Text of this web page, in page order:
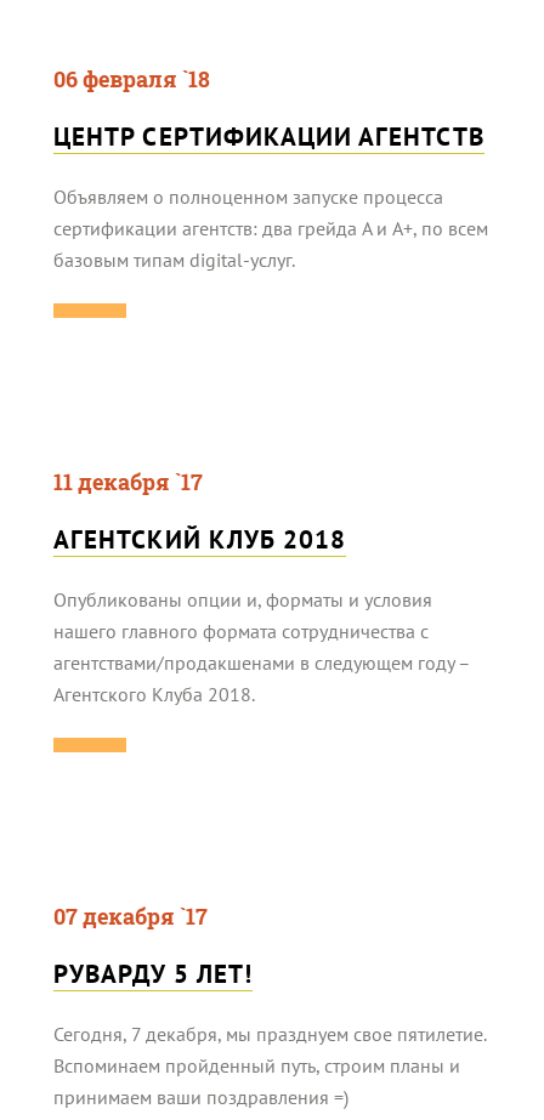
06 февраля `18
ЦЕНТР СЕРТИФИКАЦИИ АГЕНТСТВ
Объявляем о полноценном запуске процесса
сертификации агентств: два грейда A и A+, по всем
базовым типам digital-услуг.
11 декабря `17
АГЕНТСКИЙ КЛУБ 2018
Опубликованы опции и, форматы и условия
нашего главного формата сотрудничества с
агентствами/продакшенами в следующем году –
Агентского Клуба 2018.
07 декабря `17
РУВАРДУ 5 ЛЕТ!
Сегодня, 7 декабря, мы празднуем свое пятилетие.
Вспоминаем пройденный путь, строим планы и
принимаем ваши поздравления =)